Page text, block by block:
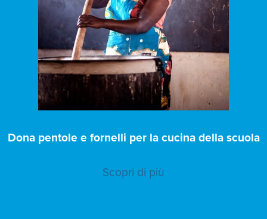
Dona pentole e fornelli per la cucina della scuola
Scopri di più